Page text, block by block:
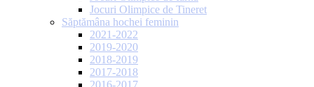
Jocuri Olimpice de Tineret
Săptămâna hochei feminin
2021-2022
2019-2020
2018-2019
2017-2018
2016-2017